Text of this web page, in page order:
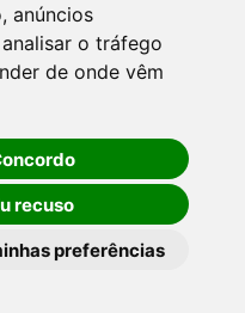
anúncios
o tráfego
de onde vêm
recuso
preferências
Caldas, Carapicuíba/SP
Brasil
5500
Caldas, Carapicuíba/SP
Brasil